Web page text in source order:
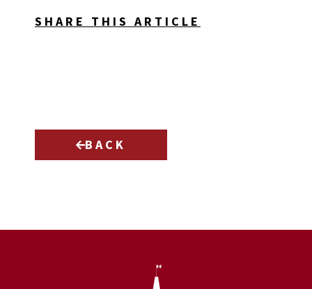
SHARE THIS ARTICLE
BACK